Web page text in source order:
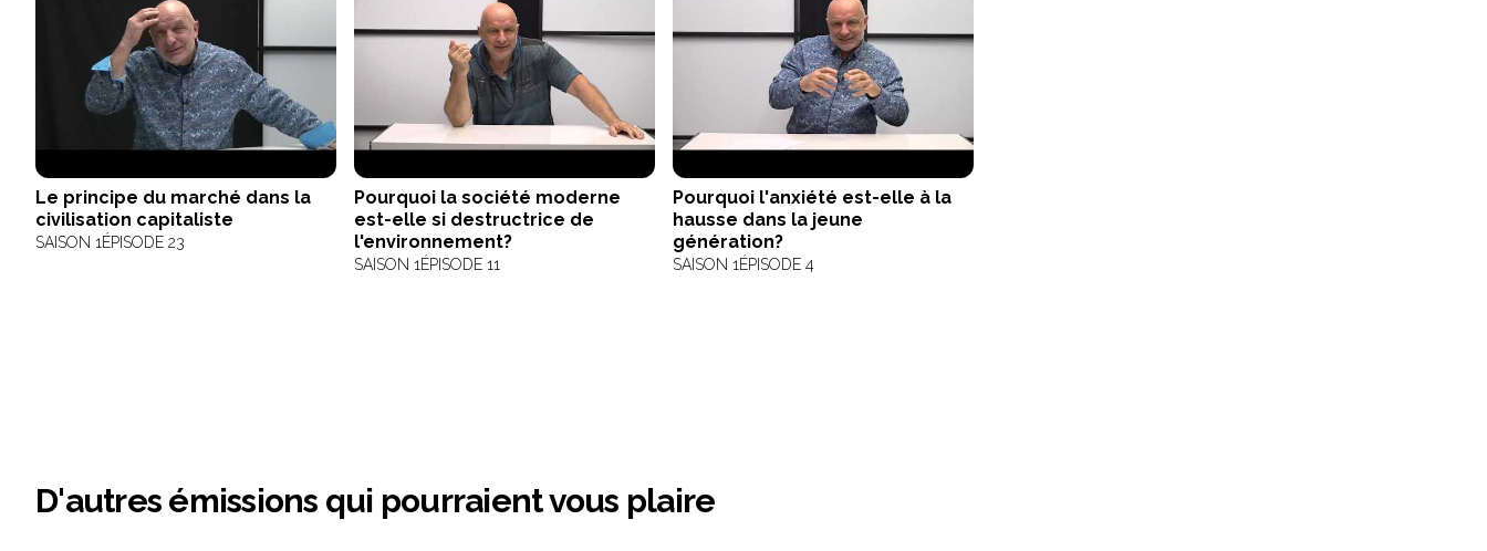
Le principe du marché dans la
civilisation capitaliste
SAISON 1ÉPISODE 23
Pourquoi la société moderne
est-elle si destructrice de
l'environnement?
SAISON 1ÉPISODE 11
Pourquoi l'anxiété est-elle à la
hausse dans la jeune
génération?
SAISON 1ÉPISODE 4
D'autres émissions qui pourraient vous plaire